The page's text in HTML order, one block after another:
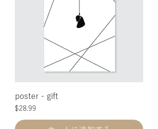
poster - gift
価格
$28.99